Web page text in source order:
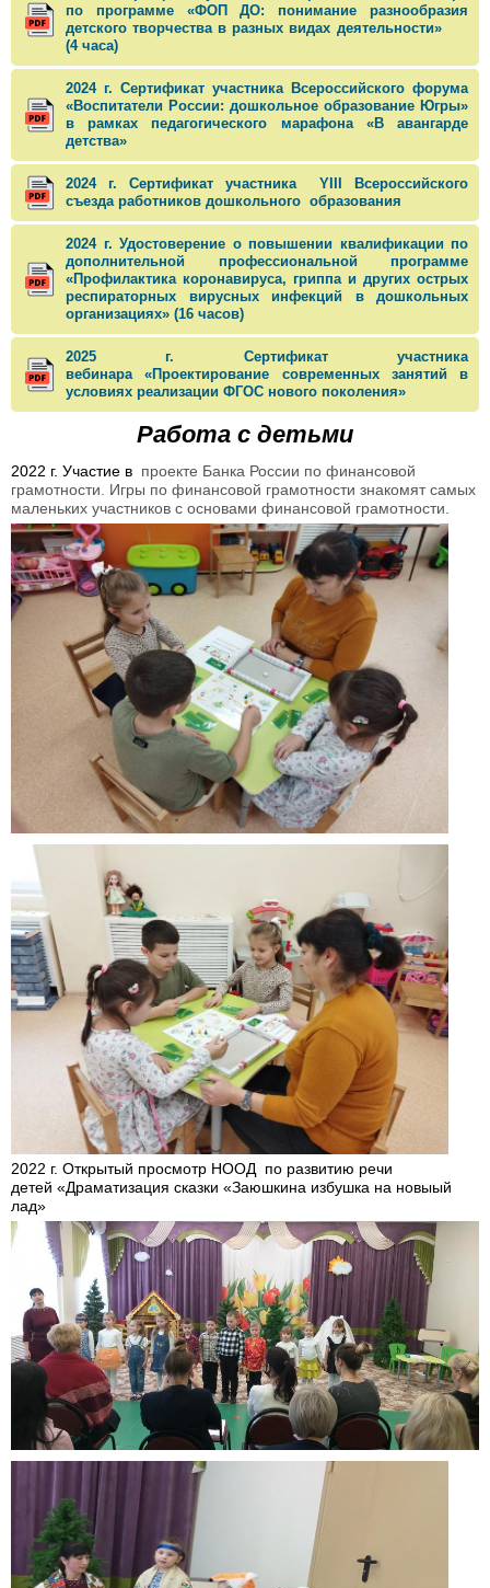
по программе «ФОП ДО: понимание разнообразия
детского творчества в разных видах деятельности»
(4 часа)
2024 г. Сертификат участника Всероссийского форума
«Воспитатели России: дошкольное образование Югры»
в рамках педагогического марафона «В авангарде
детства»
2024 г. Сертификат участника YIII Всероссийского
съезда работников дошкольного образования
2024 г. Удостоверение о повышении квалификации по
дополнительной профессиональной программе
«Профилактика коронавируса, гриппа и других острых
респираторных вирусных инфекций в дошкольных
организациях» (16 часов)
2025 г. Сертификат участника
вебинара «Проектирование современных занятий в
условиях реализации ФГОС нового поколения»
Работа с детьми
2022 г. Участие в проекте Банка России по финансовой
грамотности. Игры по финансовой грамотности знакомят самых
маленьких участников с основами финансовой грамотности.
2022 г. Открытый просмотр НООД по развитию речи
детей «Драматизация сказки «Заюшкина избушка на новыый
лад»